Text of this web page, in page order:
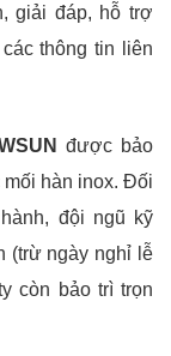
giải đáp, hỗ trợ
thông tin liên
được bảo
mối hàn inox. Đối
đội ngũ kỹ
(trừ ngày nghỉ lễ
còn bảo trì trọn